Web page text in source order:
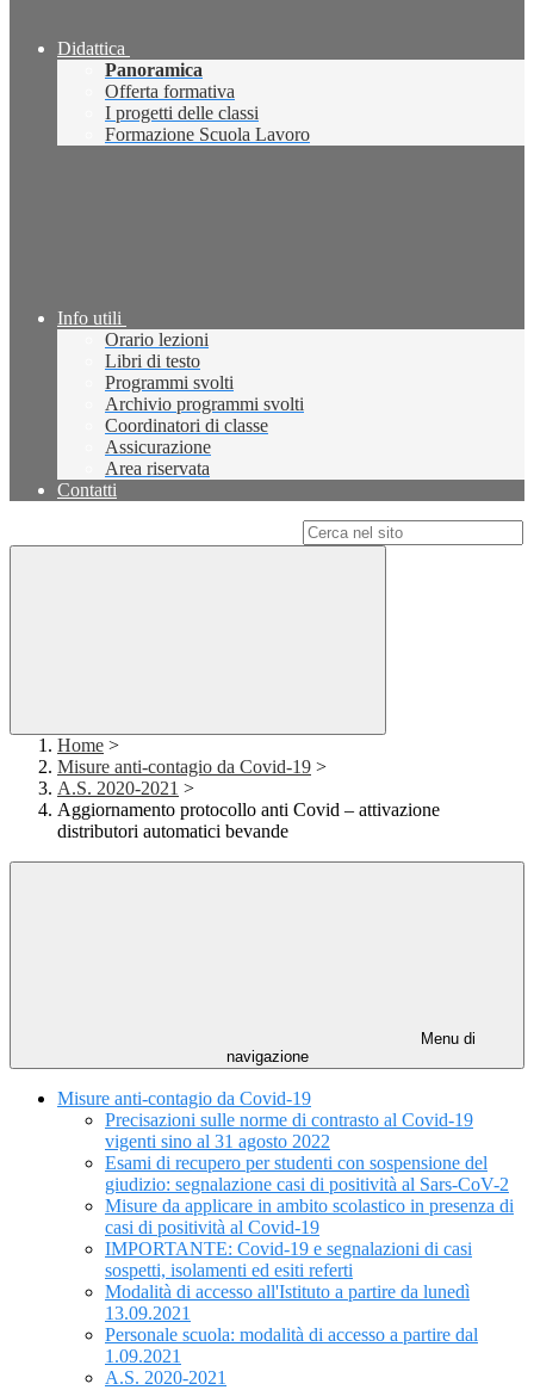
Didattica
Panoramica
Offerta formativa
I progetti delle classi
Formazione Scuola Lavoro
Info utili
Orario lezioni
Libri di testo
Programmi svolti
Archivio programmi svolti
Coordinatori di classe
Assicurazione
Area riservata
Contatti
Home >
Misure anti-contagio da Covid-19 >
A.S. 2020-2021 >
Aggiornamento protocollo anti Covid – attivazione
distributori automatici bevande
Menu di
navigazione
Misure anti-contagio da Covid-19
Precisazioni sulle norme di contrasto al Covid-19
vigenti sino al 31 agosto 2022
Esami di recupero per studenti con sospensione del
giudizio: segnalazione casi di positività al Sars-CoV-2
Misure da applicare in ambito scolastico in presenza di
casi di positività al Covid-19
IMPORTANTE: Covid-19 e segnalazioni di casi
sospetti, isolamenti ed esiti referti
Modalità di accesso all'Istituto a partire da lunedì
13.09.2021
Personale scuola: modalità di accesso a partire dal
1.09.2021
A.S. 2020-2021